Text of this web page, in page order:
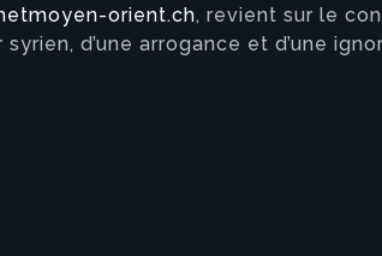
orient.ch, revient sur le
d’une arrogance et d’une